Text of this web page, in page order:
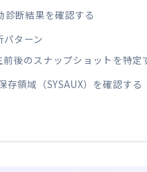
診断結果を確認する
パターン
前後のスナップショットを特定
存領域（SYSAUX）を確認する